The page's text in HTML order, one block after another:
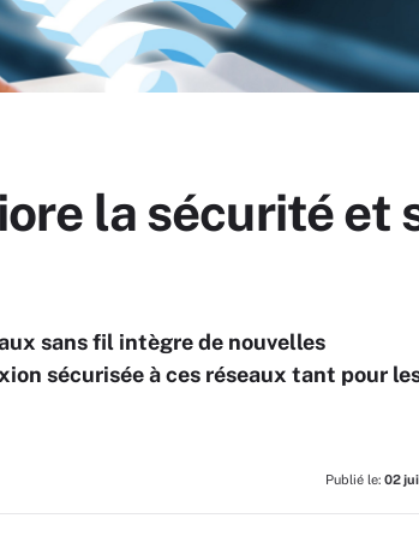
la sécurité et
sans fil intègre de nouvelles
sécurisée à ces réseaux tant pour
Publié le: 02